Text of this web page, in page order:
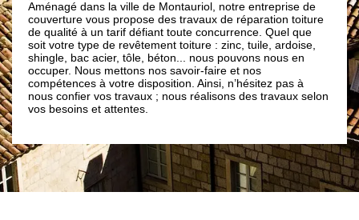
la ville de Montauriol, notre entreprise de
vous propose des travaux de réparation toiture
à un tarif défiant toute concurrence. Quel que
de revêtement toiture : zinc, tuile, ardoise,
acier, tôle, béton... nous pouvons nous en
mettons nos savoir-faire et nos
à votre disposition. Ainsi, n’hésitez pas à
vos travaux ; nous réalisons des travaux selon
et attentes.
contacter notre
nous vous
parfait accord avec
exigences.